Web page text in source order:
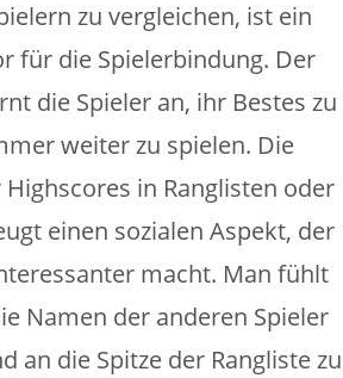
zu vergleichen, ist ein
für die Spielerbindung. Der
die Spieler an, ihr Bestes zu
weiter zu spielen. Die
in Ranglisten oder
einen sozialen Aspekt, der
macht. Man fühlt
Namen der anderen Spieler
an die Spitze der Rangliste zu